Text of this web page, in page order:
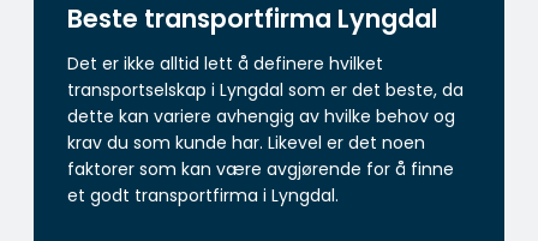
Beste transportfirma Lyngdal
Det er ikke alltid lett å definere hvilket
transportselskap i Lyngdal som er det beste, da
dette kan variere avhengig av hvilke behov og
krav du som kunde har. Likevel er det noen
faktorer som kan være avgjørende for å finne
et godt transportfirma i Lyngdal.